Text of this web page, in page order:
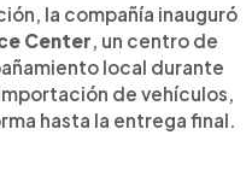
la compañía inauguró
Center, un centro de
local durante
de vehículos,
hasta la entrega final.